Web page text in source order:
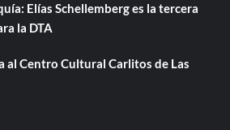
Elías Schellemberg es la tercera
la DTA
al Centro Cultural Carlitos de Las